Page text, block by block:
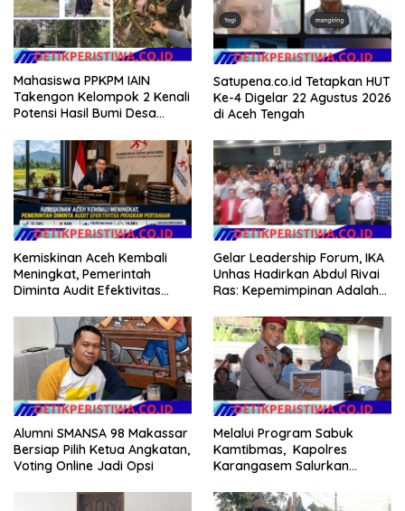
Mahasiswa PPKPM IAIN
Takengon Kelompok 2 Kenali
Potensi Hasil Bumi Desa
Satupena.co.id Tetapkan HUT
Ke-4 Digelar 22 Agustus 2026
di Aceh Tengah
Kemiskinan Aceh Kembali
Meningkat, Pemerintah
Diminta Audit Efektivitas
Gelar Leadership Forum, IKA
Unhas Hadirkan Abdul Rivai
Ras: Kepemimpinan Adalah
Alumni SMANSA 98 Makassar
Bersiap Pilih Ketua Angkatan,
Voting Online Jadi Opsi
Melalui Program Sabuk
Kamtibmas, Kapolres
Karangasem Salurkan
Warga Kurang Mampu